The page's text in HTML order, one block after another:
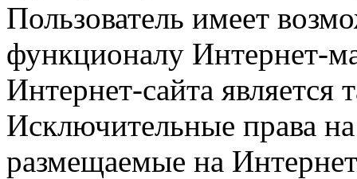
Пользователь имеет
функционалу Интернет-
Интернет-сайта
Исключительные права
размещаемые на